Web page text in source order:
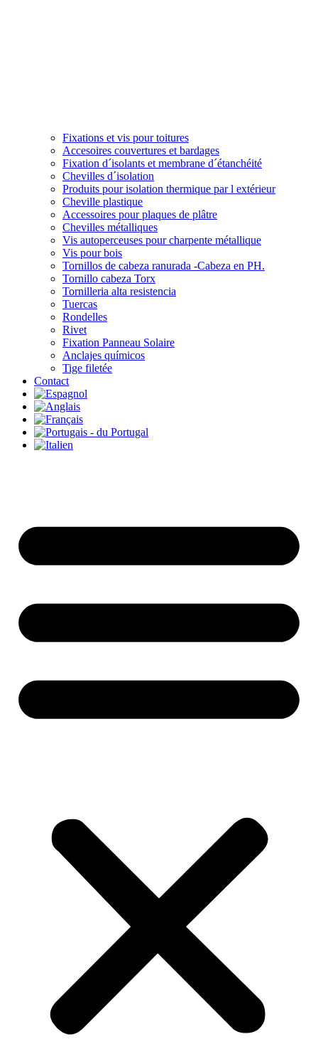
Fixations et vis pour toitures
Accesoires couvertures et bardages
Fixation d´isolants et membrane d´étanchéité
Chevilles d´isolation
Produits pour isolation thermique par l extérieur
Cheville plastique
Accessoires pour plaques de plâtre
Chevilles métalliques
Vis autoperceuses pour charpente métallique
Vis pour bois
Tornillos de cabeza ranurada -Cabeza en PH.
Tornillo cabeza Torx
Tornilleria alta resistencia
Tuercas
Rondelles
Rivet
Fixation Panneau Solaire
Anclajes químicos
Tige filetée
Contact